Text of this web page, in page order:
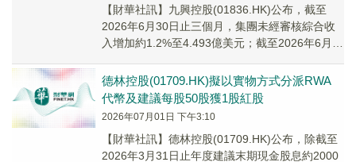
【財華社訊】九興控股(01836.HK)公布，截至
2026年6月30日止三個月，集團未經審核綜合收
入增加約1.2%至4.493億美元；截至2026年6月
德林控股(01709.HK)擬以實物方式分派RWA
代幣及建議每股50股獲1股紅股
2026年07月01日 下午3:10
​【財華社訊】德林控股(01709.HK)公布，除截至
2026年3月31日止年度建議末期現金股息約2000